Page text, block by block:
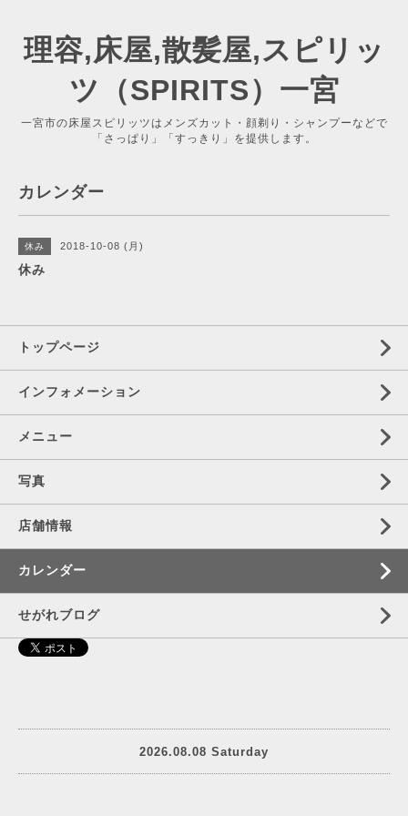
理容,床屋,散髪屋,スピリッ
ツ（SPIRITS）一宮
一宮市の床屋スピリッツはメンズカット・顔剃り・シャンプーなどで
「さっぱり」「すっきり」を提供します。
カレンダー
休み 2018-10-08 (月)
休み
トップページ
インフォメーション
メニュー
写真
店舗情報
カレンダー
せがれブログ
2026.08.08 Saturday